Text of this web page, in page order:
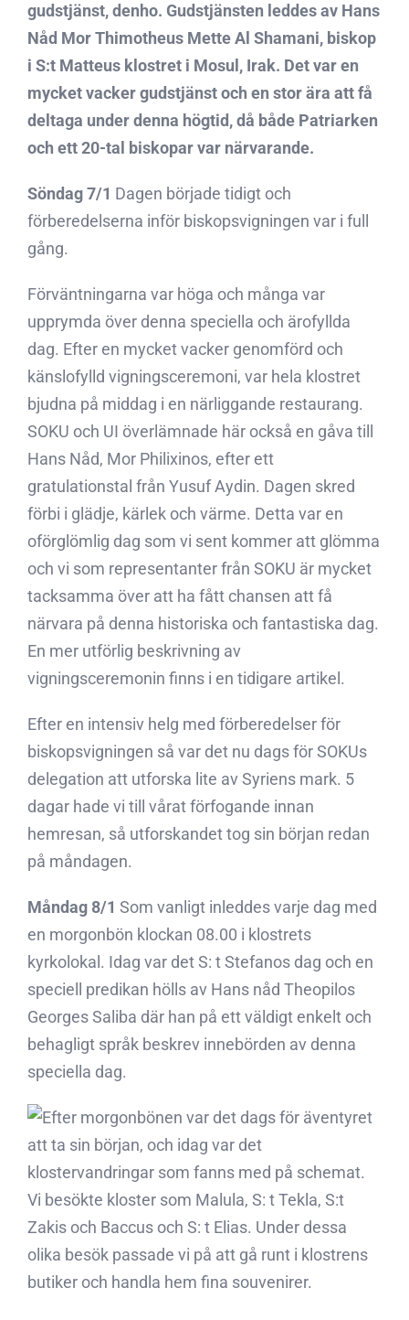
gudstjänst, denho. Gudstjänsten leddes av Hans
Nåd Mor Thimotheus Mette Al Shamani, biskop
i S:t Matteus klostret i Mosul, Irak. Det var en
mycket vacker gudstjänst och en stor ära att få
deltaga under denna högtid, då både Patriarken
och ett 20-tal biskopar var närvarande.
Söndag 7/1 Dagen började tidigt och
förberedelserna inför biskopsvigningen var i full
gång.
Förväntningarna var höga och många var
upprymda över denna speciella och ärofyllda
dag. Efter en mycket vacker genomförd och
känslofylld vigningsceremoni, var hela klostret
bjudna på middag i en närliggande restaurang.
SOKU och UI överlämnade här också en gåva till
Hans Nåd, Mor Philixinos, efter ett
gratulationstal från Yusuf Aydin. Dagen skred
förbi i glädje, kärlek och värme. Detta var en
oförglömlig dag som vi sent kommer att glömma
och vi som representanter från SOKU är mycket
tacksamma över att ha fått chansen att få
närvara på denna historiska och fantastiska dag.
En mer utförlig beskrivning av
vigningsceremonin finns i en tidigare artikel.
Efter en intensiv helg med förberedelser för
biskopsvigningen så var det nu dags för SOKUs
delegation att utforska lite av Syriens mark. 5
dagar hade vi till vårat förfogande innan
hemresan, så utforskandet tog sin början redan
på måndagen.
Måndag 8/1 Som vanligt inleddes varje dag med
en morgonbön klockan 08.00 i klostrets
kyrkolokal. Idag var det S: t Stefanos dag och en
speciell predikan hölls av Hans nåd Theopilos
Georges Saliba där han på ett väldigt enkelt och
behagligt språk beskrev innebörden av denna
speciella dag.
Efter morgonbönen var det dags för äventyret
att ta sin början, och idag var det
klostervandringar som fanns med på schemat.
Vi besökte kloster som Malula, S: t Tekla, S:t
Zakis och Baccus och S: t Elias. Under dessa
olika besök passade vi på att gå runt i klostrens
butiker och handla hem fina souvenirer.